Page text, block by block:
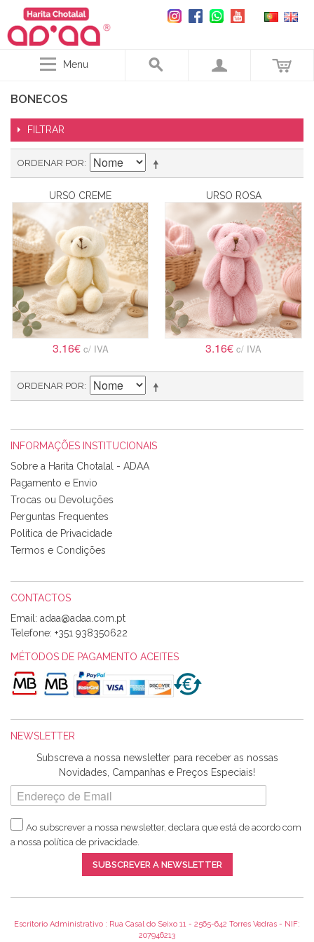
Menu
BONECOS
FILTRAR
ORDENAR POR
URSO CREME
3.16€ c/ IVA
URSO ROSA
3.16€c/ IVA
ORDENAR POR
INFORMAÇÕES INSTITUCIONAIS
Sobre a Harita Chotalal - ADAA
Pagamento e Envio
Trocas ou Devoluções
Perguntas Frequentes
Política de Privacidade
Termos e Condições
CONTACTOS
Email:
Telefone: +351 938350622
MÉTODOS DE PAGAMENTO ACEITES
NEWSLETTER
Subscreva a nossa newsletter para receber as nossas
Novidades, Campanhas e Preços Especiais!
Ao subscrever a nossa newsletter, declara que está de acordo com
a nossa política de privacidade.
SUBSCREVER A NEWSLETTER
Escritorio Administrativo : Rua Casal do Seixo 11 - 2565-642 Torres Vedras - NIF:
207946213